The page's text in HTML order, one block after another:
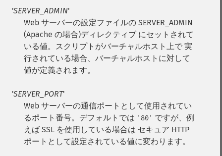
'SERVER_ADMIN'
Web サーバーの設定ファイルの SERVER_ADMIN
(Apache の場合)ディレクティブ にセットされて
いる値。スクリプトがバーチャルホスト上で 実
行されている場合、バーチャルホストに対して
値が定義されます。
'SERVER_PORT'
Web サーバーの通信ポートとして使用されてい
るポート番号。デフォルトでは '80' ですが、例
えば SSL を使用している場合は セキュア HTTP
ポートとして設定されている値に変わります。